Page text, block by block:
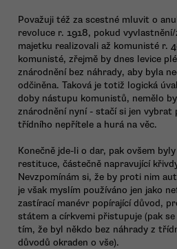
Považuji též za scestné mluvit o
revoluce r. 1918, pokud
majetku realizovali až komunisté r.
komunisté, zřejmě by dnes levice
znárodnění bez náhrady, aby byla
odčiněna. Taková je totiž logická
doby nástupu komunistů, nemělo
znárodnění nyní - stačí si jen vybrat
třídního nepřítele a hurá na věc.
Konečně jde-li o dar, pak ovšem
restituce, částečně napravující
Nevzpomínám si, že by proti nim
je však myslím používáno jen jako
zastírací manévr popírající důvod,
státem a církvemi přistupuje (pak
tím, že byl někdo bez náhrady z
důvodů okraden o vše).